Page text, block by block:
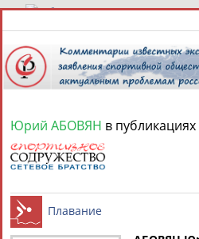
9
Найдено: 13181
Юрий АБОВЯН в публикациях